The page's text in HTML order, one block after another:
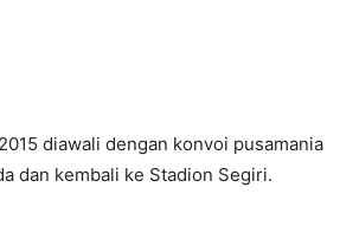
diawali dengan konvoi pusamania
dan kembali ke Stadion Segiri.